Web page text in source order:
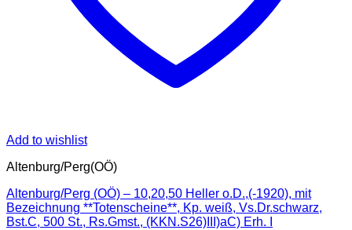
Add to wishlist
Altenburg/Perg(OÖ)
Altenburg/Perg (OÖ) – 10,20,50 Heller o.D.,(-1920), mit
Bezeichnung **Totenscheine**, Kp. weiß, Vs.Dr.schwarz,
Bst.C, 500 St., Rs.Gmst., (KKN.S26)III)aC) Erh. I